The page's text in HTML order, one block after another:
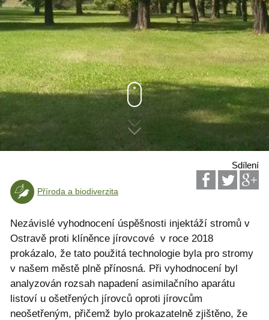
Sdílení
Příroda a biodiverzita
Nezávislé vyhodnocení úspěšnosti injektáží stromů v
Ostravě proti klíněnce jírovcové v roce 2018
prokázalo, že tato použitá technologie byla pro stromy
v našem městě plně přínosná. Při vyhodnocení byl
analyzován rozsah napadení asimilačního aparátu
listoví u ošetřených jírovců oproti jírovcům
neošetřeným, přičemž bylo prokazatelně zjištěno, že